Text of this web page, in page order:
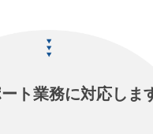
ト業務に対応しま